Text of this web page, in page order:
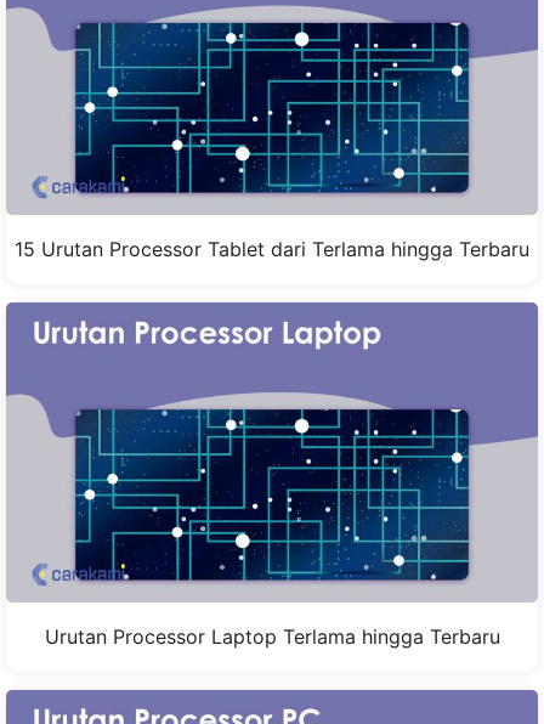
15 Urutan Processor Tablet dari Terlama hingga Terbaru
Urutan Processor Laptop Terlama hingga Terbaru